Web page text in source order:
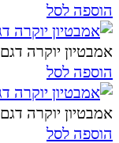
הוספה לסל
אמבטיון יוקרה דגם 314
הוספה לסל
אמבטיון יוקרה דגם 313
הוספה לסל